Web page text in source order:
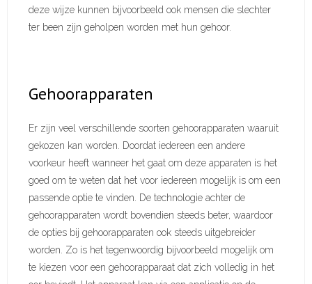
deze wijze kunnen bijvoorbeeld ook mensen die slechter
ter been zijn geholpen worden met hun gehoor.
Gehoorapparaten
Er zijn veel verschillende soorten gehoorapparaten waaruit
gekozen kan worden. Doordat iedereen een andere
voorkeur heeft wanneer het gaat om deze apparaten is het
goed om te weten dat het voor iedereen mogelijk is om een
passende optie te vinden. De technologie achter de
gehoorapparaten wordt bovendien steeds beter, waardoor
de opties bij gehoorapparaten ook steeds uitgebreider
worden. Zo is het tegenwoordig bijvoorbeeld mogelijk om
te kiezen voor een gehoorapparaat dat zich volledig in het